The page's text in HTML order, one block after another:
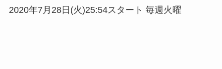
2020年7月28日(火)25:54スタート 毎週火曜